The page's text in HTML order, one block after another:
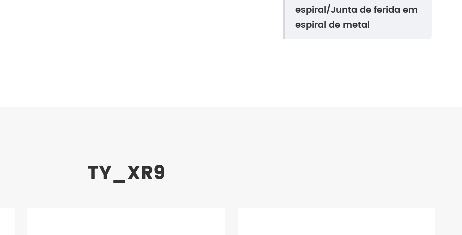
espiral/Junta de ferida em
espiral de metal
TY_XR9